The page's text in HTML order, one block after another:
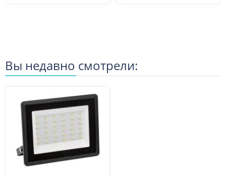
Вы недавно смотрели: